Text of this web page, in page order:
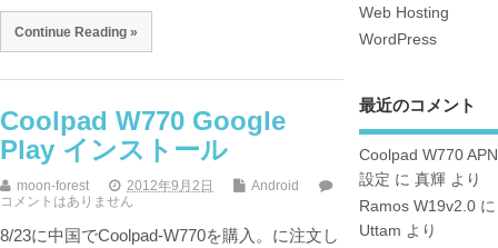
Continue Reading »
Coolpad W770 Google
Play インストール
moon-forest 2012年9月2日
Android
コメントはありません
8/23に中国でCoolpad-W770を購入。に注文し
Web Hosting
WordPress
最近のコメント
Coolpad W770 APN
設定 に 真輝より
Ramos W19v2.0に
Uttam より